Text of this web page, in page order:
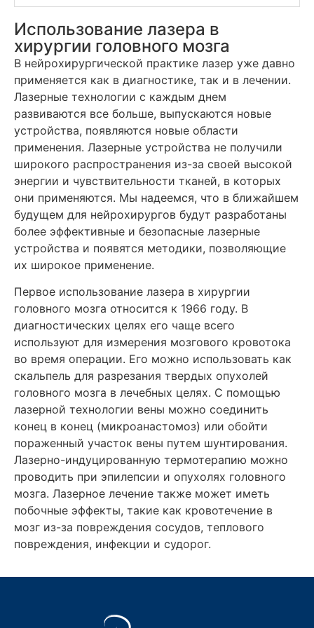
Использование лазера в
хирургии головного мозга
В нейрохирургической практике лазер уже давно
применяется как в диагностике, так и в лечении.
Лазерные технологии с каждым днем
развиваются все больше, выпускаются новые
устройства, появляются новые области
применения. Лазерные устройства не получили
широкого распространения из-за своей высокой
энергии и чувствительности тканей, в которых
они применяются. Мы надеемся, что в ближайшем
будущем для нейрохирургов будут разработаны
более эффективные и безопасные лазерные
устройства и появятся методики, позволяющие
их широкое применение.
Первое использование лазера в хирургии
головного мозга относится к 1966 году. В
диагностических целях его чаще всего
используют для измерения мозгового кровотока
во время операции. Его можно использовать как
скальпель для разрезания твердых опухолей
головного мозга в лечебных целях. С помощью
лазерной технологии вены можно соединить
конец в конец (микроанастомоз) или обойти
пораженный участок вены путем шунтирования.
Лазерно-индуцированную термотерапию можно
проводить при эпилепсии и опухолях головного
мозга. Лазерное лечение также может иметь
побочные эффекты, такие как кровотечение в
мозг из-за повреждения сосудов, теплового
повреждения, инфекции и судорог.